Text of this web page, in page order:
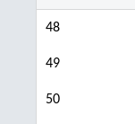
48
49
50